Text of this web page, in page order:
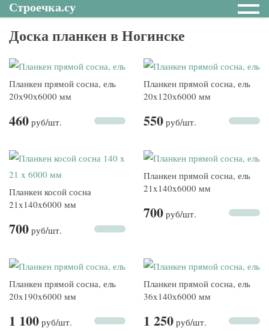
Строечка.су
Доска планкен в Ногинске
Планкен прямой сосна, ель
20x90x6000 мм
460 руб/шт.
Планкен прямой сосна, ель
20x120x6000 мм
550 руб/шт.
Планкен косой сосна
21x140x6000 мм
700 руб/шт.
Планкен прямой сосна, ель
21x140x6000 мм
700 руб/шт.
Планкен прямой сосна, ель
20x190x6000 мм
1 100 руб/шт.
Планкен прямой сосна, ель
36x140x6000 мм
1 250 руб/шт.